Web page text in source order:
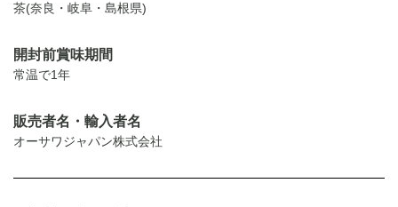
茶(奈良・岐阜・島根県)
開封前賞味期間
常温で1年
販売者名・輸入者名
オーサワジャパン株式会社